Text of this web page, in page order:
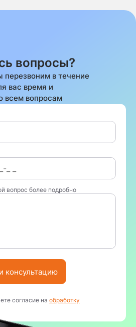
вопросы?
в течение
вас время и
всем вопросам
вопрос более подробно
консультацию
согласие на обработку